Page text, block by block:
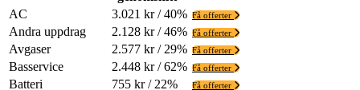
AC
3.021 kr / 40% Få offerter
Andra uppdrag 2.128 kr / 46% Få offerter
Avgaser 2.577 kr / 29% Få offerter
Basservice 2.448 kr / 62% Få offerter
Batteri 755 kr / 22% Få offerter